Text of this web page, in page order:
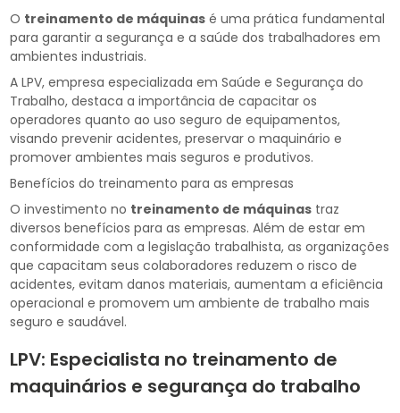
O treinamento de máquinas é uma prática fundamental
para garantir a segurança e a saúde dos trabalhadores em
ambientes industriais.
A LPV, empresa especializada em Saúde e Segurança do
Trabalho, destaca a importância de capacitar os
operadores quanto ao uso seguro de equipamentos,
visando prevenir acidentes, preservar o maquinário e
promover ambientes mais seguros e produtivos.
Benefícios do treinamento para as empresas
O investimento no treinamento de máquinas traz
diversos benefícios para as empresas. Além de estar em
conformidade com a legislação trabalhista, as organizações
que capacitam seus colaboradores reduzem o risco de
acidentes, evitam danos materiais, aumentam a eficiência
operacional e promovem um ambiente de trabalho mais
seguro e saudável.
LPV: Especialista no treinamento de
maquinários e segurança do trabalho